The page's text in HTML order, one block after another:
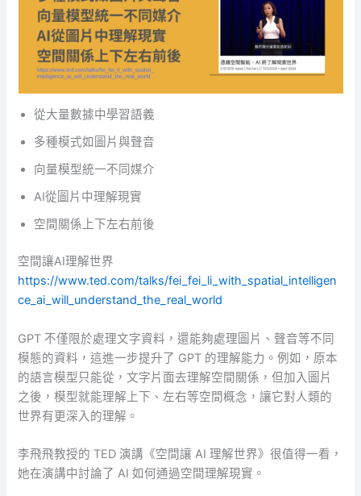
從大量數據中學習語義
多種模式如圖片與聲音
向量模型統一不同媒介
AI從圖片中理解現實
空間關係上下左右前後
空間讓AI理解世界
https://www.ted.com/talks/fei_fei_li_with_spatial_intelligen
ce_ai_will_understand_the_real_world
GPT 不僅限於處理文字資料，還能夠處理圖片、聲音等不同
模態的資料，這進一步提升了 GPT 的理解能力。例如，原本
的語言模型只能從，文字片面去理解空間關係，但加入圖片
之後，模型就能理解上下、左右等空間概念，讓它對人類的
世界有更深入的理解。
李飛飛教授的 TED 演講《空間讓 AI 理解世界》很值得一看，
她在演講中討論了 AI 如何通過空間理解現實。